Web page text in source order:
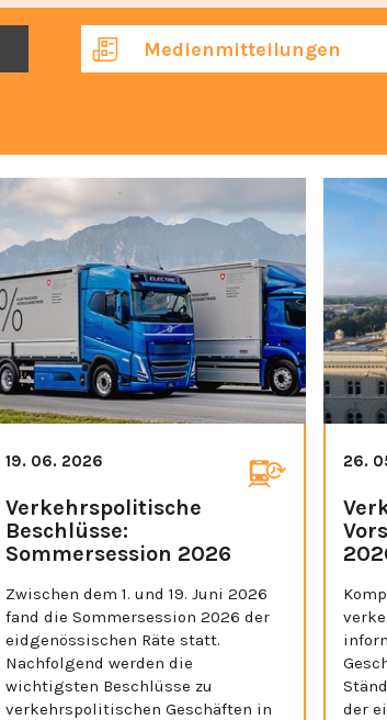
Medienmitteilungen
19. 06. 2026
Verkehrspolitische
Beschlüsse:
Sommersession 2026
Zwischen dem 1. und 19. Juni 2026
fand die Sommersession 2026 der
eidgenössischen Räte statt.
Nachfolgend werden die
wichtigsten Beschlüsse zu
verkehrspolitischen Geschäften in
26.
der